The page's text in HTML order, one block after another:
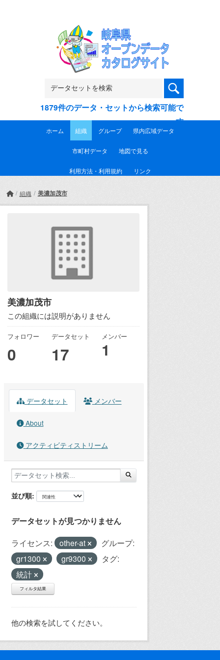
1879件のデータ・セットから検索可能で
す
ホーム 組織 グループ 県内広域データ
市町村データ 地図で見る
利用方法・利用規約 リンク
組織 美濃加茂市
美濃加茂市
この組織には説明がありません
フォロワー
0
データセット
17
メンバー
1
データセット メンバー
About
アクティビティストリーム
並び順
データセットが見つかりません
ライセンス: other-at
グループ:
gr1300
gr9300
タグ:
統計
フィルタ結果
他の検索を試してください。